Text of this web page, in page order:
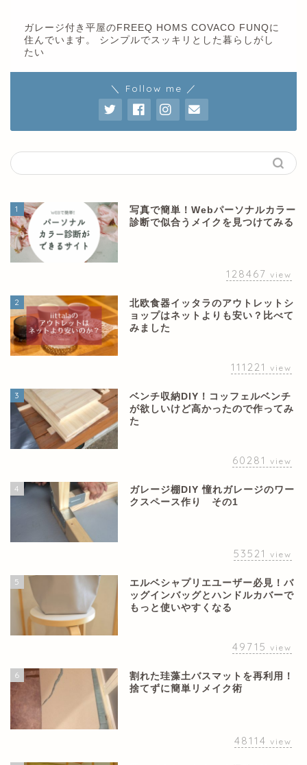
ガレージ付き平屋のFREEQ HOMS COVACO FUNQに
住んでいます。 シンプルでスッキリとした暮らしがし
たい
＼ Follow me ／
1
写真で簡単！Webパーソナルカラー
診断で似合うメイクを見つけてみる
128467 view
2
北欧食器イッタラのアウトレットシ
ョップはネットよりも安い？比べて
みました
111221 view
3
ベンチ収納DIY！コッフェルベンチ
が欲しいけど高かったので作ってみ
た
60281 view
4
ガレージ棚DIY 憧れガレージのワー
クスペース作り その1
53521 view
5
エルベシャプリエユーザー必見！バ
ッグインバッグとハンドルカバーで
もっと使いやすくなる
49715 view
6
割れた珪藻土バスマットを再利用！
捨てずに簡単リメイク術
48114 view